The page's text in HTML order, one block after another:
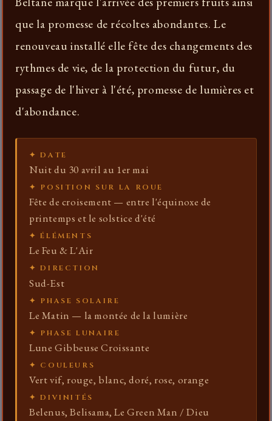
que la promesse de récoltes abondantes. Le
renouveau installé elle fête des changements des
rythmes de vie, de la protection du futur, du
passage de l'hiver à l'été, promesse de lumières et
d'abondance.
✦ DATE
Nuit du 30 avril au 1er mai
✦ POSITION SUR LA ROUE
Fête de croisement — entre l'équinoxe de
printemps et le solstice d'été
✦ ÉLÉMENTS
Le Feu & L'Air
✦ DIRECTION
Sud-Est
✦ PHASE SOLAIRE
Le Matin — la montée de la lumière
✦ PHASE LUNAIRE
Lune Gibbeuse Croissante
✦ COULEURS
Vert vif, rouge, blanc, doré, rose, orange
✦ DIVINITÉS
Belenus, Belisama, Le Green Man / Dieu